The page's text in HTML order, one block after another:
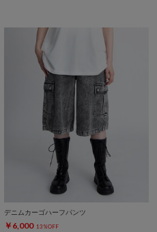
デニムカーゴハーフパンツ
￥6,000 13%OFF